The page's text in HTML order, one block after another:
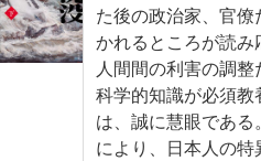
た後の政治家、官
かれるところが読み
人間間の利害の調
科学的知識が必須教
は、誠に慧眼である
により、日本人の